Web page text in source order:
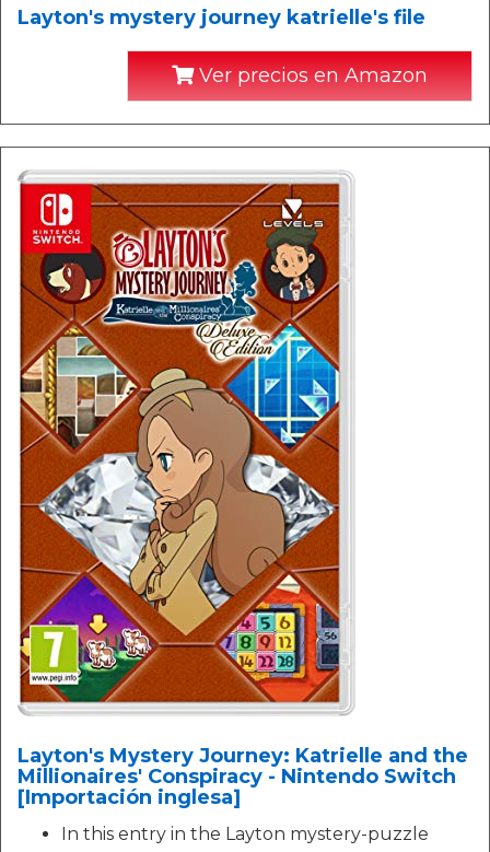
Layton's mystery journey katrielle's file
Ver precios en Amazon
Layton's Mystery Journey: Katrielle and the
Millionaires' Conspiracy - Nintendo Switch
[Importación inglesa]
In this entry in the Layton mystery-puzzle